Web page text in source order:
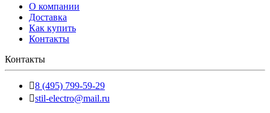
О компании
Доставка
Как купить
Контакты
Контакты
8 (495) 799-59-29
stil-electro@mail.ru